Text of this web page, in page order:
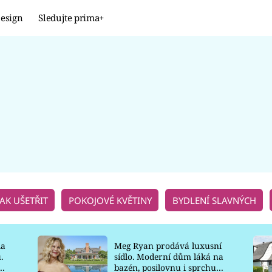
Sledujte prima+
UŠETŘIT POKOJOVÉ KVĚTINY BYDLENÍ SLAVNÝCH
Meg Ryan prodává luxusní
sídlo. Moderní dům láká na
bazén, posilovnu i sprchu